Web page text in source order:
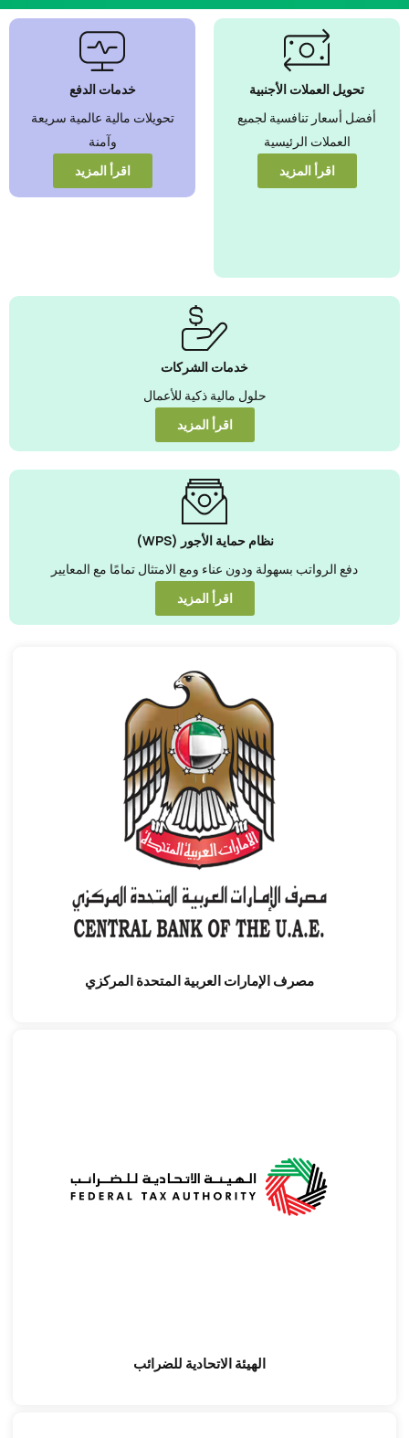
نضمن بأفضل
أسعار صرف
العملات الأجنبية
خلال أسعار تنافسية
يمكنك الوثوق بها
عرض المزيد
تحويل العملات الأجنبية
أفضل أسعار تنافسية لجميع
العملات الرئيسية
اقرأ المزيد
خدمات الدفع
تحويلات مالية عالمية سريعة
وآمنة
اقرأ المزيد
خدمات الشركات
حلول مالية ذكية للأعمال
اقرأ المزيد
نظام حماية الأجور (WPS)
دفع الرواتب بسهولة ودون عناء ومع الامتثال تمامًا مع المعايير
اقرأ المزيد
مصرف الإمارات العربية المتحدة المركزي
الهيئة الاتحادية للضرائب